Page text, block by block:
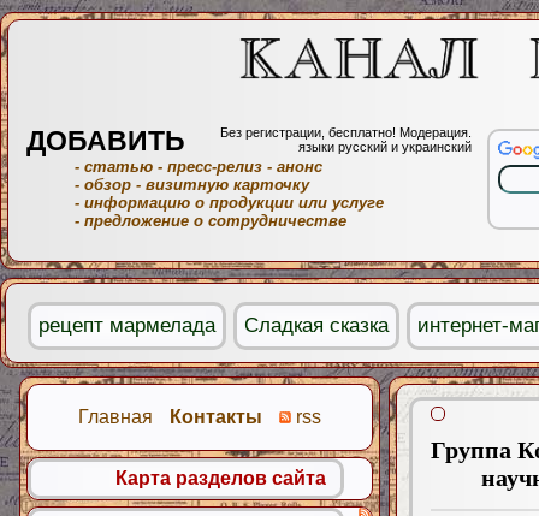
Группа
Главная Контакты rss
Карта разделов сайта
ДОБАВИТЬ
Без регистрации, бесплатно! Модерация.
языки русский и украинский
- статью - пресс-релиз - анонс
- обзор - визитную карточку
- информацию о продукции или услуге
- предложение о сотрудничестве
рецепт мармелада Сладкая сказка интернет-